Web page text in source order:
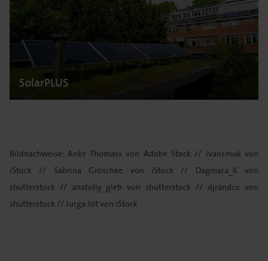
SolarPLUS
Bildnachweise: Anke Thomass von Adobe Stock // ivansmuk von
iStock // Sabrina Gröschke von iStock // Dagmara_K von
shutterstock // anatoliy_gleb von shutterstock // djrandco von
shutterstock // Jurga Jot von iStock